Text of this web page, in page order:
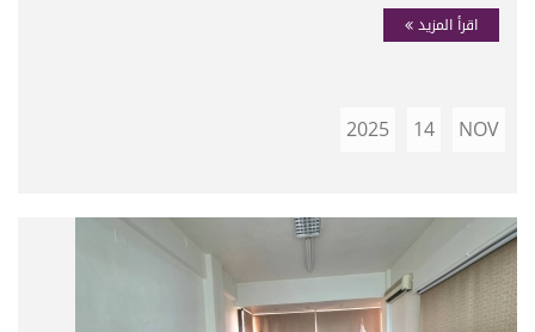
اقرأ المزيد
NOV
14
2025